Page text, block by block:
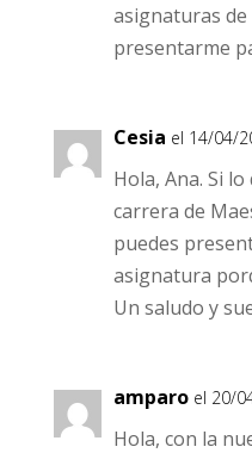
asignaturas de
presentarme
Cesia el 14/04/
Hola, Ana. Si
carrera de
puedes
asignatura
Un saludo y
amparo el 20/
Hola, con la